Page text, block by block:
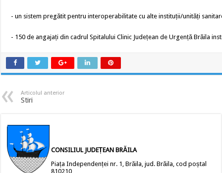
- un sistem pregătit pentru interoperabilitate cu alte instituții/unități
- 150 de angajați din cadrul Spitalului Clinic Județean de Urgență Brăila
Articolul anterior
Stiri
CONSILIUL JUDEȚEAN BRĂILA
Piața Independenței nr. 1, Brăila, jud. Brăila, cod poștal
810210